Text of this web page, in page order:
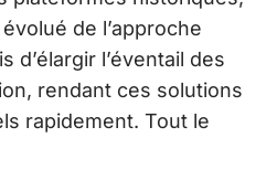
de l’approche
l’éventail des
rendant ces solutions
rapidement. Tout le